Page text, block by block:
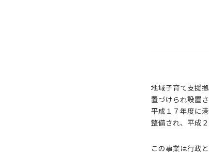
地域子育て支援
置づけられ設置さ
平成１７年度に
整備され、平成
この事業は行政